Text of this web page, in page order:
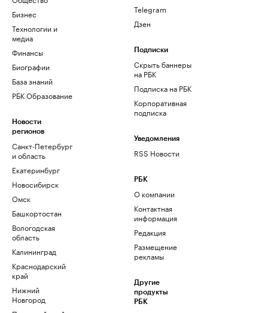
Бизнес
Технологии и
медиа
Финансы
Биографии
База знаний
РБК Образование
Новости
регионов
Санкт-Петербург
и область
Екатеринбург
Новосибирск
Омск
Башкортостан
Вологодская
область
Калининград
Краснодарский
край
Нижний
Новгород
Telegram
Дзен
Подписки
Скрыть баннеры
на РБК
Подписка на РБК
Корпоративная
подписка
Уведомления
RSS Новости
РБК
О компании
Контактная
информация
Редакция
Размещение
рекламы
Другие
продукты
РБК